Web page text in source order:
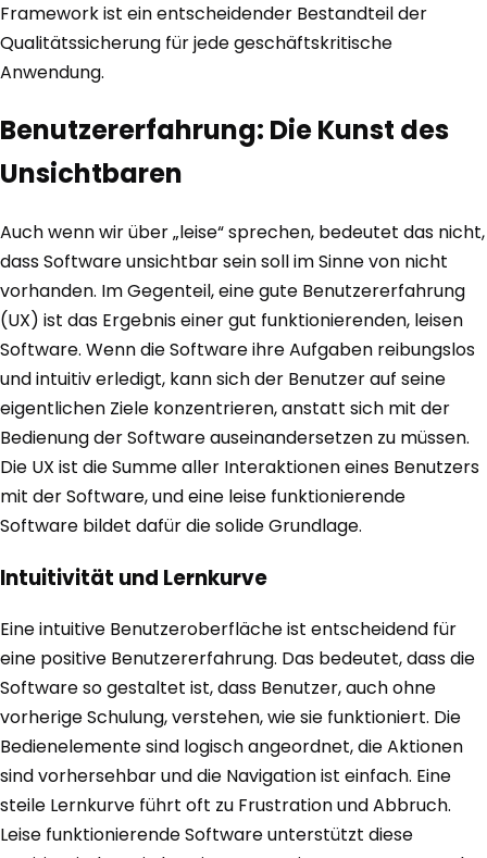
Framework ist ein entscheidender Bestandteil der
Qualitätssicherung für jede geschäftskritische
Anwendung.
Benutzererfahrung: Die Kunst des
Unsichtbaren
Auch wenn wir über „leise“ sprechen, bedeutet das nicht,
dass Software unsichtbar sein soll im Sinne von nicht
vorhanden. Im Gegenteil, eine gute Benutzererfahrung
(UX) ist das Ergebnis einer gut funktionierenden, leisen
Software. Wenn die Software ihre Aufgaben reibungslos
und intuitiv erledigt, kann sich der Benutzer auf seine
eigentlichen Ziele konzentrieren, anstatt sich mit der
Bedienung der Software auseinandersetzen zu müssen.
Die UX ist die Summe aller Interaktionen eines Benutzers
mit der Software, und eine leise funktionierende
Software bildet dafür die solide Grundlage.
Intuitivität und Lernkurve
Eine intuitive Benutzeroberfläche ist entscheidend für
eine positive Benutzererfahrung. Das bedeutet, dass die
Software so gestaltet ist, dass Benutzer, auch ohne
vorherige Schulung, verstehen, wie sie funktioniert. Die
Bedienelemente sind logisch angeordnet, die Aktionen
sind vorhersehbar und die Navigation ist einfach. Eine
steile Lernkurve führt oft zu Frustration und Abbruch.
Leise funktionierende Software unterstützt diese